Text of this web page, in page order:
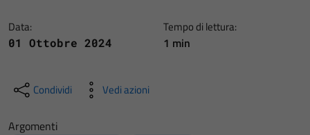
Data:
01 Ottobre 2024
Tempo di lettura:
1 min
Condividi Vedi azioni
Argomenti